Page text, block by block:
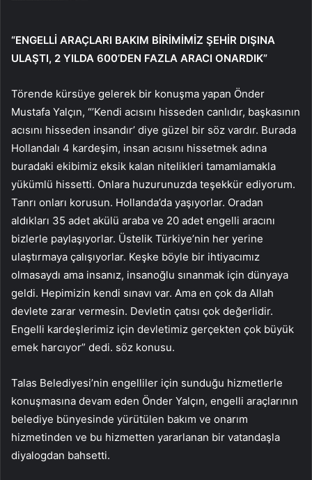
“ENGELLİ ARAÇLARI BAKIM BİRİMİMİZ ŞEHİR DIŞINA
ULAŞTI, 2 YILDA 600’DEN FAZLA ARACI ONARDIK”
Törende kürsüye gelerek bir konuşma yapan Önder
Mustafa Yalçın, “’Kendi acısını hisseden canlıdır, başkasının
acısını hisseden insandır’ diye güzel bir söz vardır. Burada
Hollandalı 4 kardeşim, insan acısını hissetmek adına
buradaki ekibimiz eksik kalan nitelikleri tamamlamakla
yükümlü hissetti. Onlara huzurunuzda teşekkür ediyorum.
Tanrı onları korusun. Hollanda’da yaşıyorlar. Oradan
aldıkları 35 adet akülü araba ve 20 adet engelli aracını
bizlerle paylaşıyorlar. Üstelik Türkiye’nin her yerine
ulaştırmaya çalışıyorlar. Keşke böyle bir ihtiyacımız
olmasaydı ama insanız, insanoğlu sınanmak için dünyaya
geldi. Hepimizin kendi sınavı var. Ama en çok da Allah
devlete zarar vermesin. Devletin çatısı çok değerlidir.
Engelli kardeşlerimiz için devletimiz gerçekten çok büyük
emek harcıyor” dedi. söz konusu.
Talas Belediyesi’nin engelliler için sunduğu hizmetlerle
konuşmasına devam eden Önder Yalçın, engelli araçlarının
belediye bünyesinde yürütülen bakım ve onarım
hizmetinden ve bu hizmetten yararlanan bir vatandaşla
diyalogdan bahsetti.